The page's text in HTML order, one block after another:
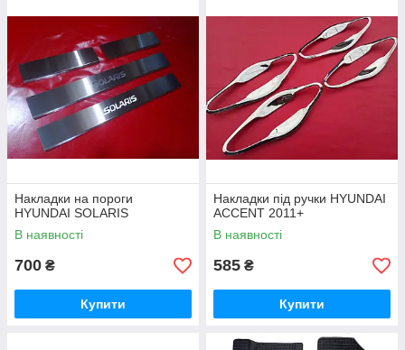
Накладки на пороги
HYUNDAI SOLARIS
В наявності
700 ₴
Купити
Накладки під ручки HYUNDAI
ACCENT 2011+
В наявності
585 ₴
Купити